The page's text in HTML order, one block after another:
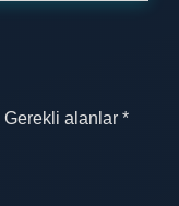
Gerekli alanlar *